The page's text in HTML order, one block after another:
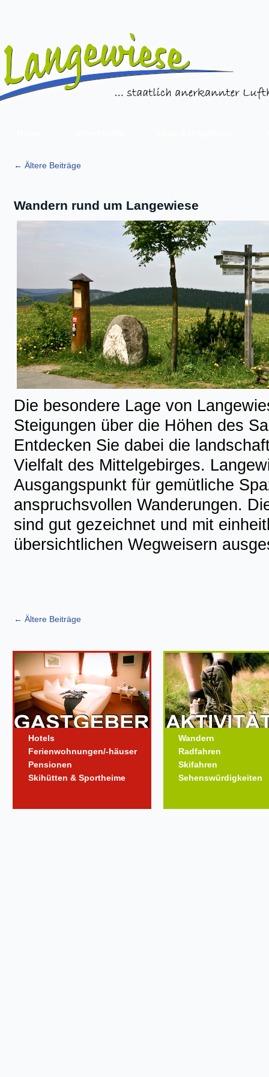
← Ältere Beiträge
Wandern rund um Langewiese
Die besondere Lage von
Steigungen über die Höhen des
Entdecken Sie dabei die
Vielfalt des Mittelgebirges.
Ausgangspunkt für gemütliche
anspruchsvollen Wanderungen.
sind gut gezeichnet und mit
übersichtlichen Wegweisern
← Ältere Beiträge
Hotels
Ferienwohnungen/-häuser
Pensionen
Skihütten & Sportheime
Wandern
Radfahren
Skifahren
Sehenswürdigkeiten